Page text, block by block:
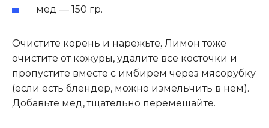
мед — 150 гр.
Очистите корень и нарежьте. Лимон тоже
очистите от кожуры, удалите все косточки и
пропустите вместе с имбирем через мясорубку
(если есть блендер, можно измельчить в нем).
Добавьте мед, тщательно перемешайте.